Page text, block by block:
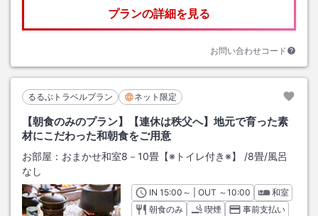
プランの詳細を見る
お問い合わせコード
るるぶトラベルプラン ネット限定
【朝食のみのプラン】【連休は秩父へ】地元で育った素
材にこだわった和朝食をご用意
お部屋： おまかせ和室8－10畳【※トイレ付き※】 /8畳/風呂
なし
INチェックイン
15:00 ～ | OUT チェックアウト
～10:00
和室
朝食のみ
喫煙 事前支払い